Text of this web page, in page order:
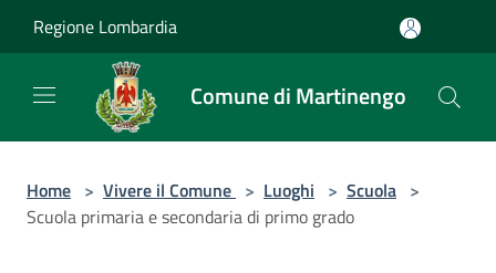
Regione Lombardia
Comune di Martinengo
Home > Vivere il Comune > Luoghi > Scuola >
Scuola primaria e secondaria di primo grado